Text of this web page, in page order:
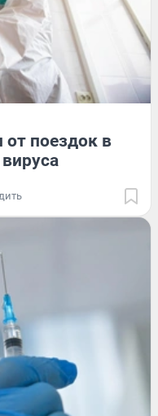
от поездок в